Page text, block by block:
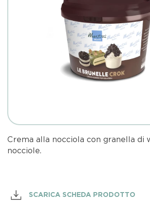
Crema alla nocciola con granella di
nocciole.
SCARICA SCHEDA PRODOTTO